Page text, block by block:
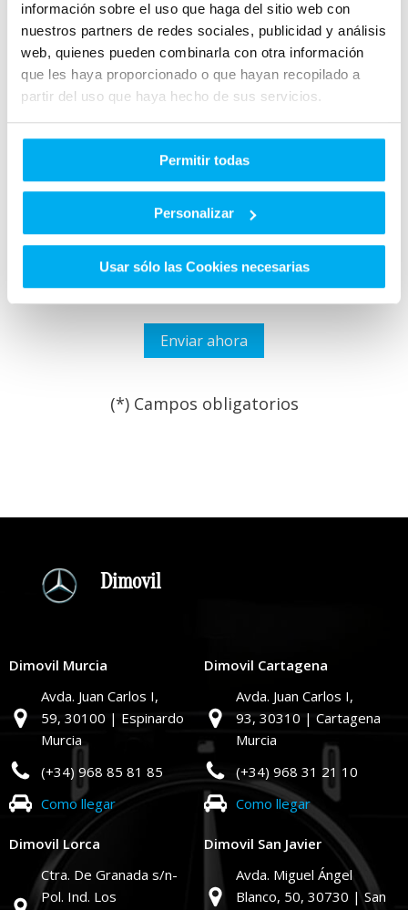
información sobre el uso que haga del sitio web con
nuestros partners de redes sociales, publicidad y análisis
web, quienes pueden combinarla con otra información
que les haya proporcionado o que hayan recopilado a
partir del uso que haya hecho de sus servicios.
Permitir todas
Personalizar
Usar sólo las Cookies necesarias
He leído y acepto lasCondiciones legalesy lapolítica de
Quiero que GRUPO HUERTAS me informe sobre sus
servicios y productos que puedan adaptarse a mis
necesidades y puedan ser de mi interés.
(*) Campos obligatorios
Dimovil
Dimovil Murcia
Avda. Juan Carlos I,
59, 30100 | Espinardo
Murcia
(+34) 968 85 81 85
Como llegar
Dimovil Cartagena
Avda. Juan Carlos I,
93, 30310 | Cartagena
Murcia
(+34) 968 31 21 10
Como llegar
Dimovil Lorca
Ctra. De Granada s/n-
Pol. Ind. Los
Dimovil San Javier
Avda. Miguel Ángel
Blanco, 50, 30730 | San